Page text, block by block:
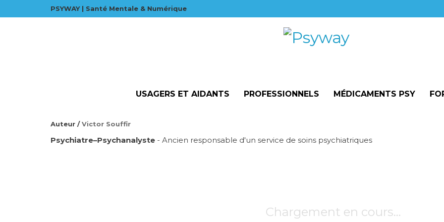
PSYWAY | Santé Mentale & Numérique
USAGERS ET AIDANTS PROFESSIONNELS MÉDICAMENTS PSY
Auteur /Victor Souffir
Psychiatre–Psychanalyste - Ancien responsable d'un service de soins psychiatriques
Chargement en cours…